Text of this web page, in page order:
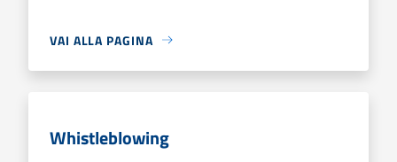
VAI ALLA PAGINA
Whistleblowing